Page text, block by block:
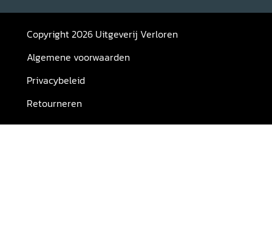
Copyright 2026 Uitgeverij Verloren
Algemene voorwaarden
Privacybeleid
Retourneren